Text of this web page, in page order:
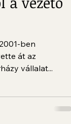
ben
át az
vállalat...